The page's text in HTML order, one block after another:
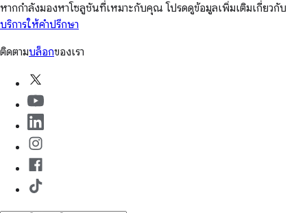
หากกำลังมองหาโซลูชันที่เหมาะกับคุณ โปรดดูข้อมูลเพิ่มเติมเกี่ยวกับ
บริการให้คำปรึกษา
ติดตามบล็อกของเรา